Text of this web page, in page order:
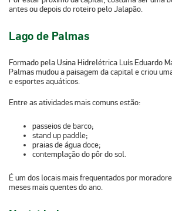
antes ou depois do roteiro pelo Jalapão.
Lago de Palmas
Formado pelaUsina Hidrelétrica Luís Eduardo
Palmas mudou a paisagem da capital e criou
e esportes aquáticos.
Entre as atividades mais comuns estão:
passeios de barco;
stand up paddle;
praias de água doce;
contemplação do pôr do sol.
É um dos locais mais frequentados por
meses mais quentes do ano.